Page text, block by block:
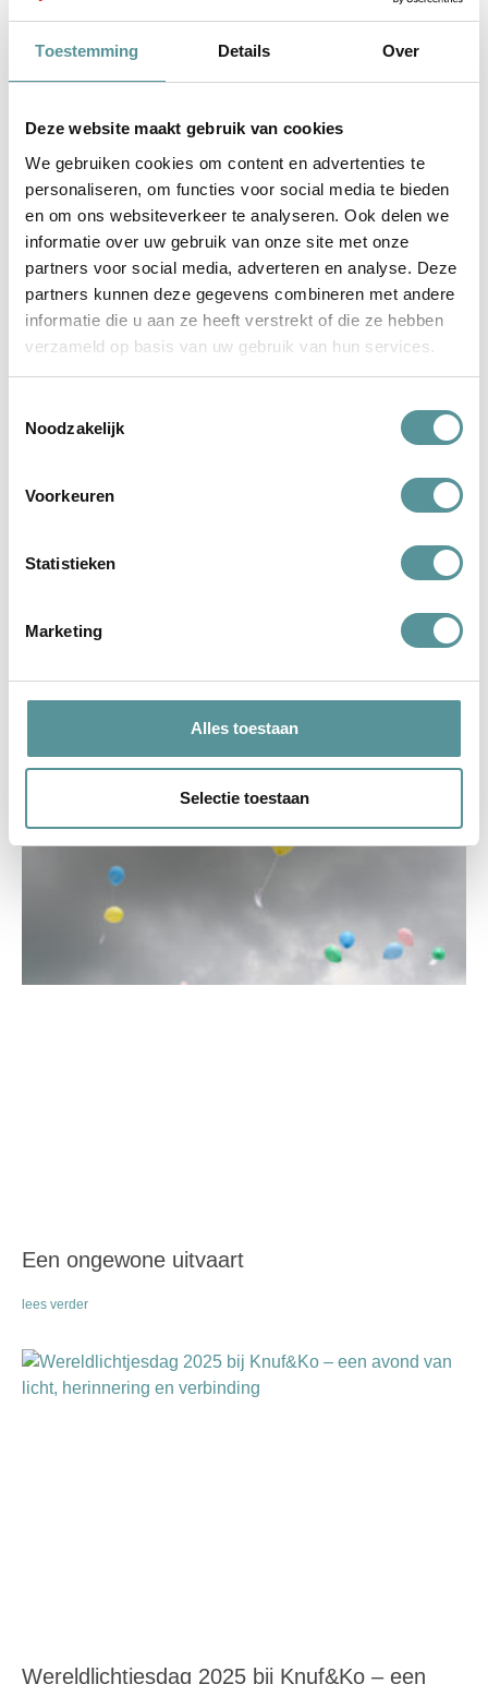
Toestemming Details Over
Deze website maakt gebruik van cookies
We gebruiken cookies om content en advertenties te
personaliseren, om functies voor social media te bieden
en om ons websiteverkeer te analyseren. Ook delen we
informatie over uw gebruik van onze site met onze
partners voor social media, adverteren en analyse. Deze
partners kunnen deze gegevens combineren met andere
informatie die u aan ze heeft verstrekt of die ze hebben
verzameld op basis van uw gebruik van hun services.
Noodzakelijk
Voorkeuren
Statistieken
Marketing
Alles toestaan
Selectie toestaan
Vind je het fijn om hier verder over te praten, of om telefonisch
kennis te maken? Neem dancontact
Meer inspiratie
BEKIJK ALLE ERVARINGEN
Een ongewone uitvaart
lees verder
Wereldlichtjesdag 2025 bij Knuf&Ko – een